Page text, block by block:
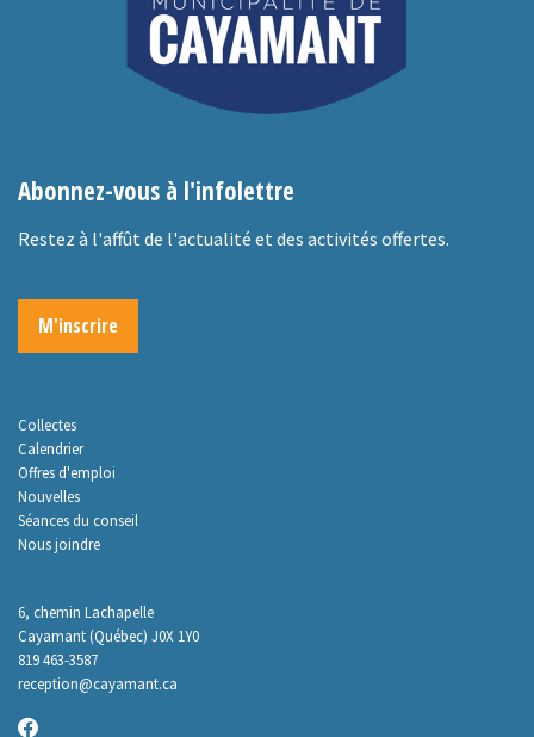
Abonnez-vous à l'infolettre
Restez à l'affût de l'actualité et des activités offertes.
M'inscrire
Collectes
Calendrier
Offres d'emploi
Nouvelles
Séances du conseil
Nous joindre
6, chemin Lachapelle
Cayamant (Québec) J0X 1Y0
819 463-3587
reception@cayamant.ca